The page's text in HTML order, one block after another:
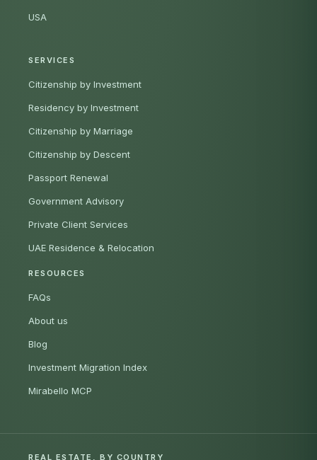
USA
SERVICES
Citizenship by Investment
Residency by Investment
Citizenship by Marriage
Citizenship by Descent
Passport Renewal
Government Advisory
Private Client Services
UAE Residence & Relocation
RESOURCES
FAQs
About us
Blog
Investment Migration Index
Mirabello MCP
REAL ESTATE, BY COUNTRY